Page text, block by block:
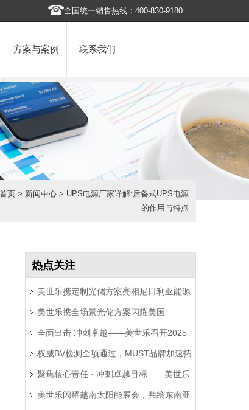
全国统一销售热线：400-830-9180
方案与案例 联系我们
首页 > 新闻中心 > UPS电源厂家详解:后备式UPS电源
的作用与特点
热点关注
美世乐携定制光储方案亮相尼日利亚能源
展，精准破解西非用电难题
美世乐携全场景光储方案闪耀美国
RE+展，深耕北美赋能零碳转型
全面出击 冲刺卓越——美世乐召开2025
年中营销工作会议
权威BV检测全项通过，MUST品牌加速拓
局拉美市场
聚焦核心责任 · 冲刺卓越目标——美世乐
2025年中会议圆满举行
美世乐闪耀越南太阳能展会，共绘东南亚